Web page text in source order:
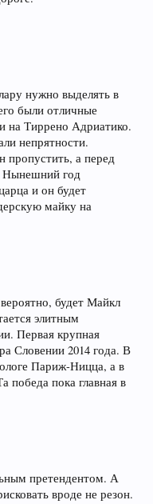
нужно выделять в
были отличные
на Тиррено Адриатико.
непрятности.
пропустить, а перед
Нынешний год
и он будет
майку на
будет Майкл
элитным
Первая крупная
Словении 2014 года. В
Париж-Ницца, а в
победа пока главная в
претендентом. А
вроде не резон.